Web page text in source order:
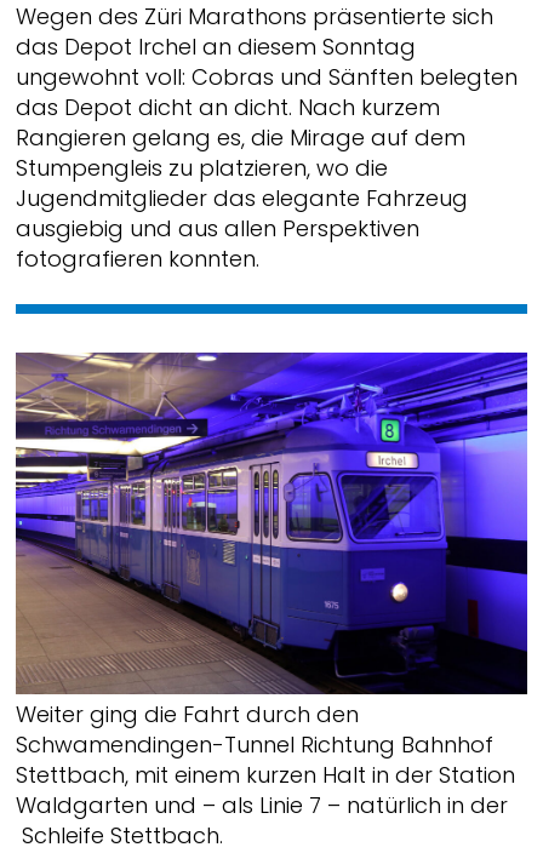
Wegen des Züri Marathons präsentierte sich
das Depot Irchel an diesem Sonntag
ungewohnt voll: Cobras und Sänften belegten
das Depot dicht an dicht. Nach kurzem
Rangieren gelang es, die Mirage auf dem
Stumpengleis zu platzieren, wo die
Jugendmitglieder das elegante Fahrzeug
ausgiebig und aus allen Perspektiven
fotografieren konnten.
Weiter ging die Fahrt durch den
Schwamendingen-Tunnel Richtung Bahnhof
Stettbach, mit einem kurzen Halt in der Station
Waldgarten und – als Linie 7 – natürlich in der
Schleife Stettbach.